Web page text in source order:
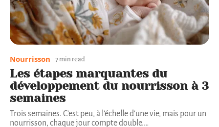
Nourrisson 7 min read
Les étapes marquantes du
développement du nourrisson à 3
semaines
Trois semaines. C'est peu, à l'échelle d'une vie, mais pour un
nourrisson, chaque jour compte double.…